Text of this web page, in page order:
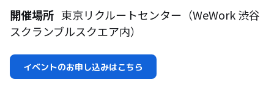
開催場所 東京リクルートセンター（WeWork 渋谷
スクランブルスクエア内）
イベントのお申し込みはこちら